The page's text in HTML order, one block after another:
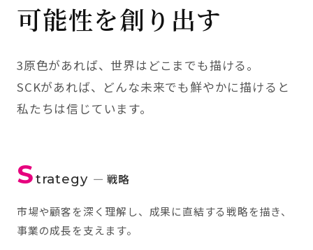
可能性を創り出す
3原色があれば、世界はどこまでも描ける。
SCKがあれば、どんな未来でも鮮やかに描けると
私たちは信じています。
Strategy — 戦略
市場や顧客を深く理解し、成果に直結する戦略を描き、
事業の成長を支えます。